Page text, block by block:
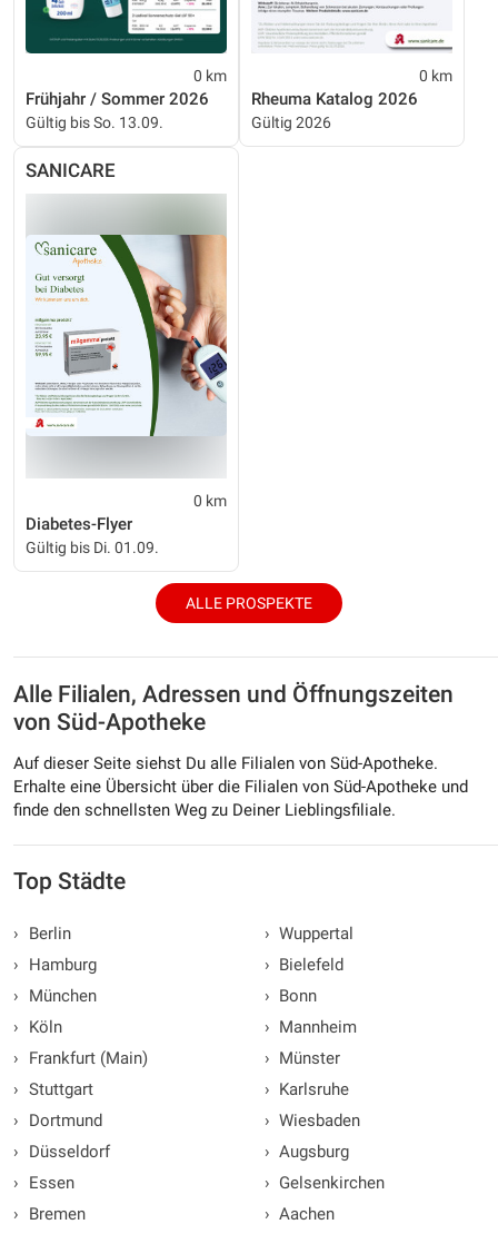
0 km
Frühjahr / Sommer 2026
Gültig bis So. 13.09.
0 km
Rheuma Katalog 2026
Gültig 2026
SANICARE
0 km
Diabetes-Flyer
Gültig bis Di. 01.09.
ALLE PROSPEKTE
Alle Filialen, Adressen und Öffnungszeiten
von Süd-Apotheke
Auf dieser Seite siehst Du alle Filialen von Süd-Apotheke.
Erhalte eine Übersicht über die Filialen von Süd-Apotheke und
finde den schnellsten Weg zu Deiner Lieblingsfiliale.
Top Städte
›
Berlin
›
Hamburg
›
München
›
Köln
›
Frankfurt (Main)
› Stuttgart
›
Dortmund
›
Düsseldorf
›
Essen
›
Bremen
› Wuppertal
› Bielefeld
› Bonn
› Mannheim
› Münster
› Karlsruhe
› Wiesbaden
› Augsburg
› Gelsenkirchen
› Aachen